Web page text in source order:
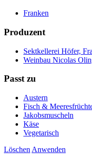
Franken
Produzent
Sektkellerei Höfer,
Weinbau Nicolas
Passt zu
Austern
Fisch &
Jakobsmuscheln
Käse
Vegetarisch
Löschen Anwenden